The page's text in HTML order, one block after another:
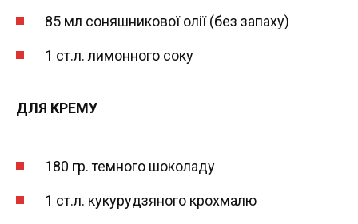
85 мл соняшникової олії (без запаху)
1 ст.л. лимонного соку
ДЛЯ КРЕМУ
180 гр. темного шоколаду
1 ст.л. кукурудзяного крохмалю